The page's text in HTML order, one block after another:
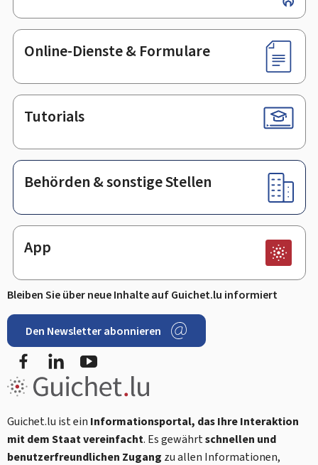
Online-Dienste & Formulare
Tutorials
Behörden & sonstige Stellen
App
Bleiben Sie über neue Inhalte auf Guichet.lu informiert
Den Newsletter abonnieren
FacebookLinkedIn
Guichet.lu ist ein Informationsportal, das Ihre Interaktion
mit dem Staat vereinfacht. Es gewährtschnellen und
benutzerfreundlichen Zugang zu allen Informationen,